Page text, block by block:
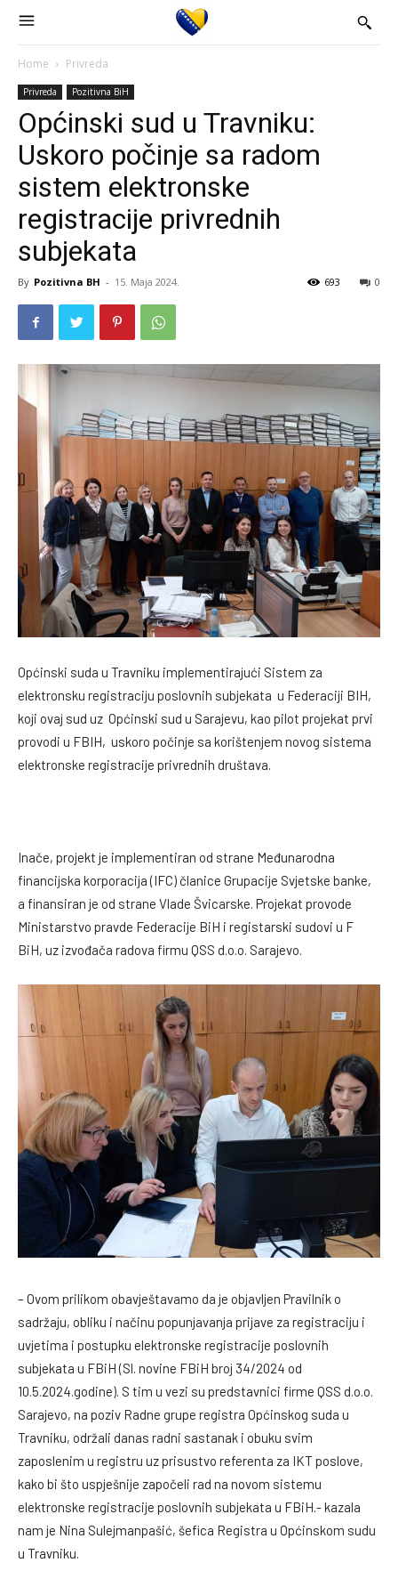
Home Privreda
Privreda Pozitivna BiH
Općinski sud u Travniku:
Uskoro počinje sa radom
sistem elektronske
registracije privrednih
subjekata
By Pozitivna BH - 15. Maja 2024. 0
693
Općinski suda u Travniku implementirajući Sistem za
elektronsku registraciju poslovnih subjekata u Federaciji BIH,
koji ovaj sud uz Općinski sud u Sarajevu, kao pilot projekat prvi
provodi u FBIH, uskoro počinje sa korištenjem novog sistema
elektronske registracije privrednih društava.
Inače, projekt je implementiran od strane Međunarodna
financijska korporacija (IFC) članice Grupacije Svjetske banke,
a finansiran je od strane Vlade Švicarske. Projekat provode
Ministarstvo pravde Federacije BiH i registarski sudovi u F
BiH, uz izvođača radova firmu QSS d.o.o. Sarajevo.
– Ovom prilikom obavještavamo da je objavljen Pravilnik o
sadržaju, obliku i načinu popunjavanja prijave za registraciju i
uvjetima i postupku elektronske registracije poslovnih
subjekata u FBiH (Sl. novine FBiH broj 34/2024 od
10.5.2024.godine). S tim u vezi su predstavnici firme QSS d.o.o.
Sarajevo, na poziv Radne grupe registra Općinskog suda u
Travniku, održali danas radni sastanak i obuku svim
zaposlenim u registru uz prisustvo referenta za IKT poslove,
kako bi što uspješnije započeli rad na novom sistemu
elektronske registracije poslovnih subjekata u FBiH.- kazala
nam je Nina Sulejmanpašić, šefica Registra u Općinskom sudu
u Travniku.